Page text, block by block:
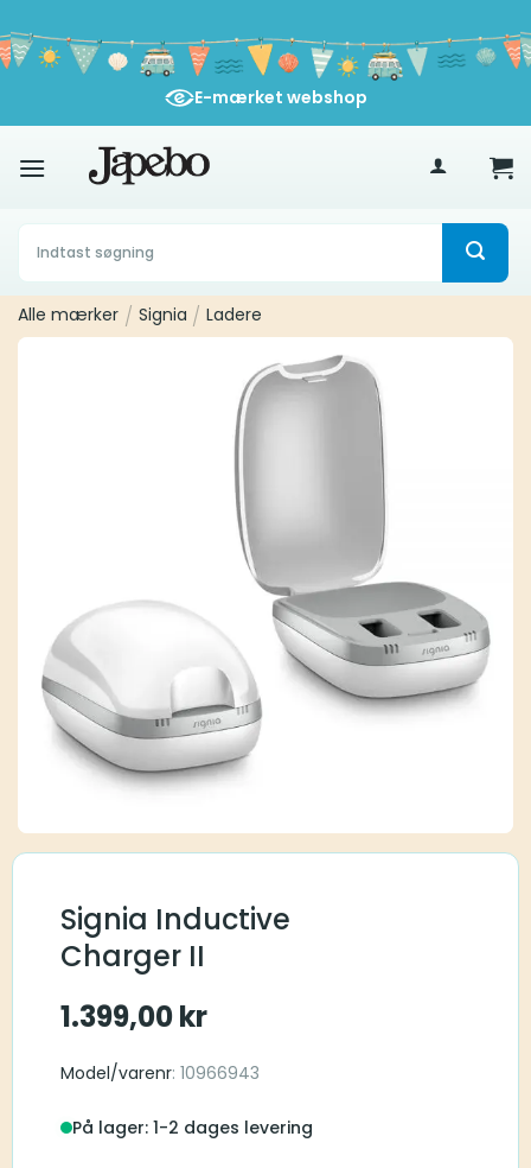
til
indhold
400
E-mærket webshop
Søg
efter:
Alle mærker / Signia / Ladere
Signia Inductive
Charger II
1.399,00kr
Model/varenr: 10966943
På lager: 1-2 dages levering